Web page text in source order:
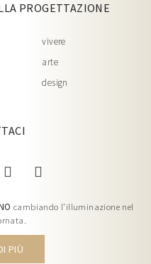
PROGETTAZIONE
vivere
arte
design
cambiando l’illuminazione nel
PIÙ